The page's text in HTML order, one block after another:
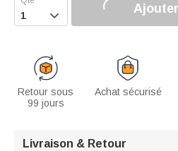

Retour sous
99 jours
Achat sécurisé
Livraison & Retour